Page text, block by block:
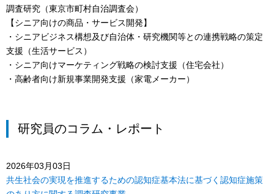
調査研究（東京市町村自治調査会）
【シニア向けの商品・サービス開発】
・シニアビジネス構想及び自治体・研究機関等との連携戦略の策定
支援（生活サービス）
・シニア向けマーケティング戦略の検討支援（住宅会社）
・高齢者向け新規事業開発支援（家電メーカー）
研究員のコラム・レポート
2026年03月03日
共生社会の実現を推進するための認知症基本法に基づく認知症施策